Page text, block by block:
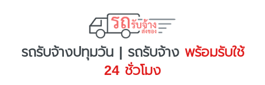
รถรับจ้างปทุมวัน | รถรับจ้างพร้อมรับใช้
24 ชั่วโมง